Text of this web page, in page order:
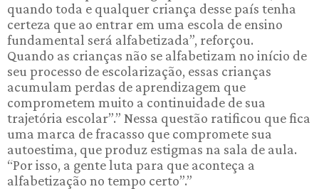
quando toda e qualquer criança desse país tenha
certeza que ao entrar em uma escola de ensino
fundamental será alfabetizada”, reforçou.
Quando as crianças não se alfabetizam no início de
seu processo de escolarização, essas crianças
acumulam perdas de aprendizagem que
comprometem muito a continuidade de sua
trajetória escolar”.” Nessa questão ratificou que fica
uma marca de fracasso que compromete sua
autoestima, que produz estigmas na sala de aula.
“Por isso, a gente luta para que aconteça a
alfabetização no tempo certo”.”